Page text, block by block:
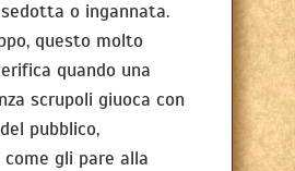
o ingannata.
questo molto
quando una
scrupoli giuoca con
pubblico,
gli pare alla